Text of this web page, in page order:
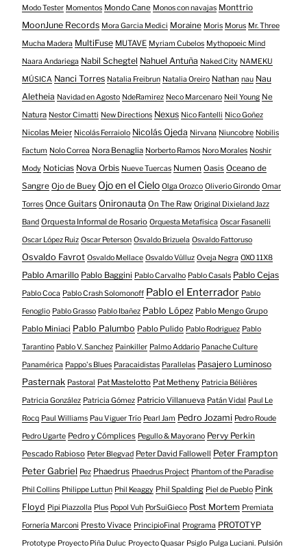
Modo Tester Momentos Mondo Cane Monos con navajas Monttrio
MoonJune Records Mora Garcia Medici Moraine Moris Morus Mr. Three
Mucha Madera MultiFuse MUTAVE Myriam Cubelos Mythopoeic Mind
Naara Andariega Nabil Schegtel Nahuel Antuña Naked City NAMEKU
MÚSICA Nanci Torres Natalia Freibrun Natalia Oreiro Nathan nau Nau
Aletheia Navidad en Agosto NdeRamirez Neco Marcenaro Neil Young Ne
Natura Nestor Cimatti New Directions Nexus Nico Fantelli Nico Goñez
Nicolas Meier Nicolás Ferraiolo Nicolás Ojeda Nirvana Niuncobre Nobilis
Factum Nolo Correa Nora Benaglia Norberto Ramos Noro Morales Noshir
Mody Noticias Nova Orbis Nueve Tuercas Numen Oasis Oceano de
Sangre Ojo de Buey Ojo en el Cielo Olga Orozco Oliverio Girondo Omar
Torres Once Guitars Onironauta On The Raw Original Dixieland Jazz
Band Orquesta Informal de Rosario Orquesta Metafísica Oscar Fasanelli
Oscar López Ruiz Oscar Peterson Osvaldo Brizuela Osvaldo Fattoruso
Osvaldo Favrot Osvaldo Mellace Osvaldo Vülluz Oveja Negra OXO 11X8
Pablo Amarillo Pablo Baggini Pablo Carvalho Pablo Casals Pablo Cejas
Pablo Coca Pablo Crash Solomonoff Pablo el Enterrador Pablo
Fenoglio Pablo Grasso Pablo Ibañez Pablo López Pablo Mengo Grupo
Pablo Miniaci Pablo Palumbo Pablo Pulido Pablo Rodriguez Pablo
Tarantino Pablo V. Sanchez Painkiller Palmo Addario Panache Culture
Panamérica Pappo's Blues Paracaidistas Parallelas Pasajero Luminoso
Pasternak Pastoral Pat Mastelotto Pat Metheny Patricia Bélières
Patricia González Patricia Gómez Patricio Villanueva Patán Vidal
Paul Le
Rocq Paul Williams Pau Viguer Trío Pearl Jam Pedro Jozami Pedro Roude
Pedro Ugarte Pedro y Cómplices Pegullo & Mayorano Pervy Perkin
Pescado Rabioso Peter Blegvad Peter David Fallowell Peter Frampton
Peter Gabriel Pez Phaedrus Phaedrus Project Phantom of the Paradise
Phil Collins Philippe Luttun Phil Keaggy Phil Spalding Piel de Pueblo Pink
Floyd Pipi Piazzolla Plus Popol Vuh PorSuiGieco Post Mortem Premiata
Fornería Marconi Presto Vivace PrincipioFinal Programa PROTOTYP
Prototype Proyecto Piña Duluc Proyecto Quasar Psiglo Pulga Luciani. Pulsión